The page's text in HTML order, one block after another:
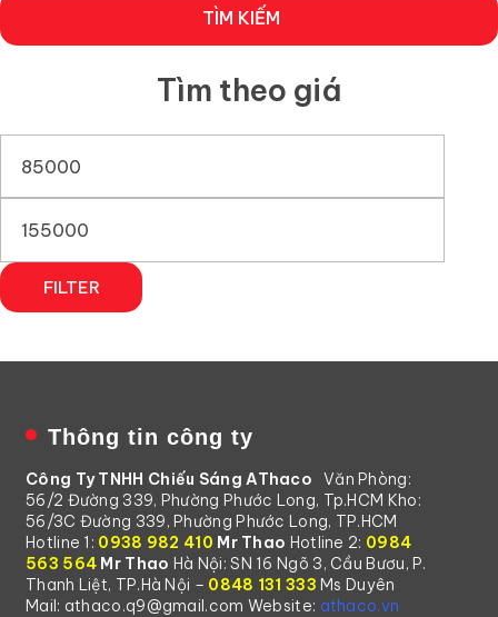
TÌM KIẾM
Tìm theo giá
FILTER
Thông tin công ty
Công Ty TNHH Chiếu Sáng AThaco
Văn Phòng:
56/2 Đường 339, Phường Phước Long, Tp.HCM Kho:
56/3C Đường 339, Phường Phước Long, TP.HCM
Hotline 1: 0938 982 410 Mr Thao Hotline 2: 0984
563 564 Mr Thao Hà Nội: SN 16 Ngõ 3, Cầu Bươu, P.
Thanh Liệt, TP.Hà Nội – 0848 131 333 Ms Duyên
Mail: athaco.q9@gmail.com Website: athaco.vn